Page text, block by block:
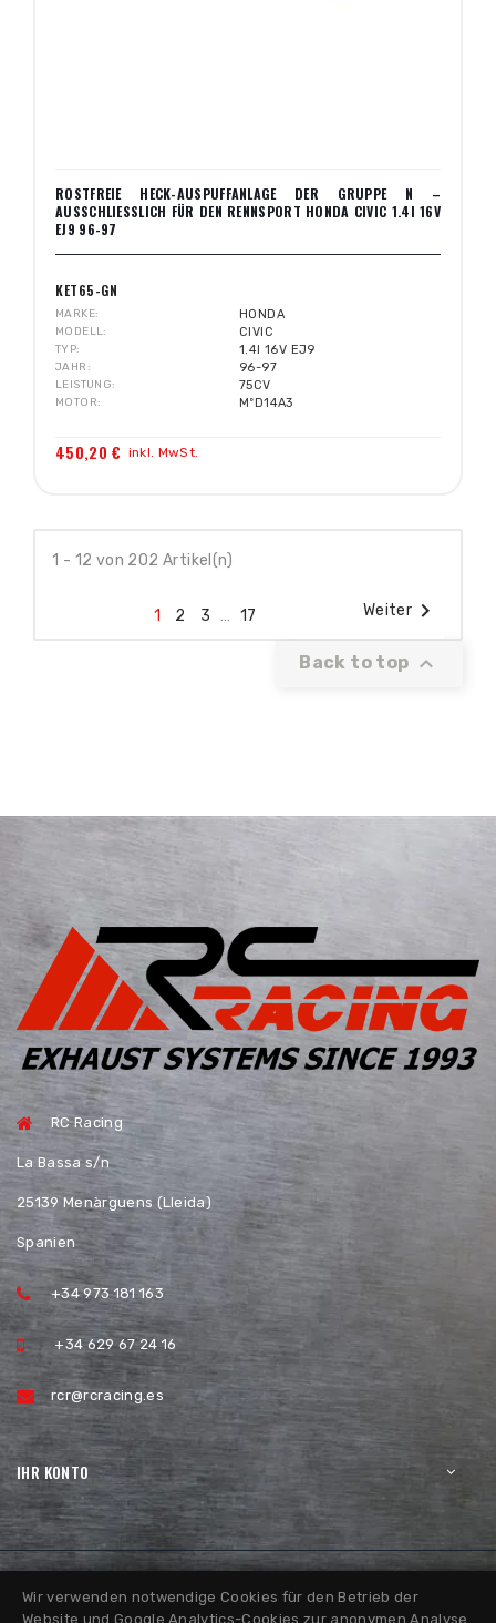
ROSTFREIE HECK-AUSPUFFANLAGE DER GRUPPE N –
AUSSCHLIESSLICH FÜR DEN RENNSPORT HONDA CIVIC 1.4I 16V
EJ9 96-97
KET65-GN
MARKE HONDA
MODELL CIVIC
TYP 1.4I 16V EJ9
JAHR 96-97
LEISTUNG 75CV
MOTOR MºD14A3
450,20 € inkl. MwSt.
1 - 12 von 202 Artikel(n)
1 2 3 … 17 Weiter 
Back to top 
RC Racing
La Bassa s/n
25139 Menàrguens (Lleida)
Spanien
+34 973 181 163
+34 629 67 24 16
rcr@rcracing.es
IHR KONTO
Wir verwenden notwendige Cookies für den Betrieb der
Website und Google Analytics-Cookies zur anonymen Analyse